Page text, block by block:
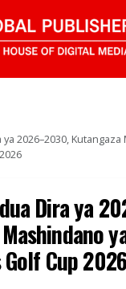
ya 2026–2030,
Dira ya
Golf Cup 2026